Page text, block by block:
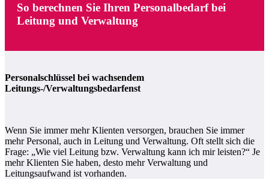
So berechnen Sie Ihren Personalbedarf bei
Leitung und Verwaltung
Personalschlüssel bei wachsendem
Leitungs-/Verwaltungsbedarfenst
Wenn Sie immer mehr Klienten versorgen, brauchen Sie immer
mehr Personal, auch in Leitung und Verwaltung. Oft stellt sich die
Frage: „Wie viel Leitung bzw. Verwaltung kann ich mir leisten?“ Je
mehr Klienten Sie haben, desto mehr Verwaltung und
Leitungsaufwand ist vorhanden.